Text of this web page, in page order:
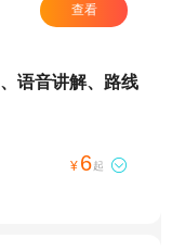
查看
语音讲解、路线
¥ 6起 